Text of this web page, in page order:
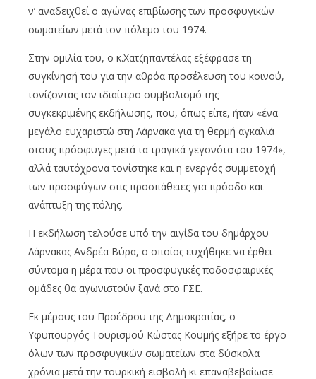
ν’ αναδειχθεί ο αγώνας επιβίωσης των προσφυγικών
σωματείων μετά τον πόλεμο του 1974.
Στην ομιλία του, ο κ.Χατζηπαντέλας εξέφρασε τη
συγκίνησή του για την αθρόα προσέλευση του κοινού,
τονίζοντας τον ιδιαίτερο συμβολισμό της
συγκεκριμένης εκδήλωσης, που, όπως είπε, ήταν «ένα
μεγάλο ευχαριστώ στη Λάρνακα για τη θερμή αγκαλιά
στους πρόσφυγες μετά τα τραγικά γεγονότα του 1974»,
αλλά ταυτόχρονα τονίστηκε και η ενεργός συμμετοχή
των προσφύγων στις προσπάθειες για πρόοδο και
ανάπτυξη της πόλης.
Η εκδήλωση τελούσε υπό την αιγίδα του δημάρχου
Λάρνακας Ανδρέα Βύρα, ο οποίος ευχήθηκε να έρθει
σύντομα η μέρα που οι προσφυγικές ποδοσφαιρικές
ομάδες θα αγωνιστούν ξανά στο ΓΣΕ.
Εκ μέρους του Προέδρου της Δημοκρατίας, ο
Υφυπουργός Τουρισμού Κώστας Κουμής εξήρε το έργο
όλων των προσφυγικών σωματείων στα δύσκολα
χρόνια μετά την τουρκική εισβολή κι επαναβεβαίωσε